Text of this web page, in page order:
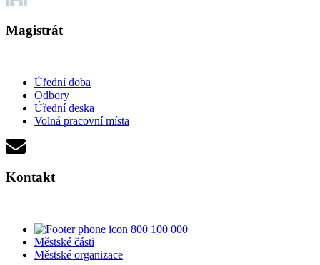
Magistrát
Úřední doba
Odbory
Úřední deska
Volná pracovní místa
Kontakt
800 100 000
Městské části
Městské organizace